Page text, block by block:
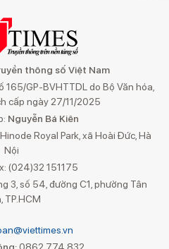
thông số Việt Nam
GP-BVHTTDL do Bộ Văn hóa,
cấp ngày 27/11/2025
Nguyễn Bá Kiên
Royal Park, xã Hoài Đức, Hà
Nội
(024)32 151175
3, số 54, đường C1, phường Tân
TP.HCM
0862 774 832